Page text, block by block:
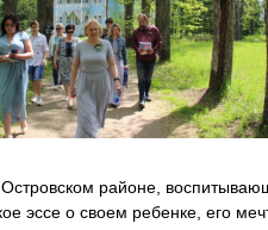
районе,
эссе о своем ребенке, его